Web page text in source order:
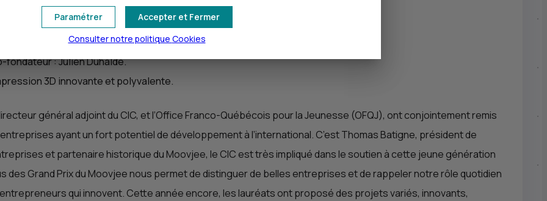
» dotation d’un montant de 5 000 €.
fondateur : Julien Duhalde.
3D innovante et polyvalente.
général adjoint du CIC, et l’Office Franco-Québécois pour la Jeunesse (OFQJ), ont conjointement remis
ayant un fort potentiel de développement à l’international. C’est Thomas Batigne, président de
et partenaire historique du Moovjee, le CIC est très impliqué dans le soutien à cette jeune génération
des Grand Prix du Moovjee nous permet de distinguer de belles entreprises et de rappeler notre rôle quotidien
qui innovent. Cette année encore, les lauréats ont proposé des projets variés, innovants,
Accepter et Fermer
Paramétrer
Consulter notre politique Cookies